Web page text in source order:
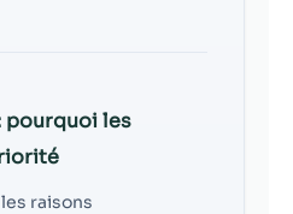
pourquoi les
raisons